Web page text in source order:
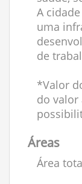
A
uma
de
*Valor
do valor
Áreas
Área